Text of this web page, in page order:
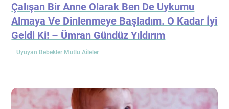
Çalışan Bir Anne Olarak Ben De Uykumu
Almaya Ve Dinlenmeye Başladım. O Kadar İyi
Geldi Ki! – Ümran Gündüz Yıldırım
Uyuyan Bebekler Mutlu Aileler